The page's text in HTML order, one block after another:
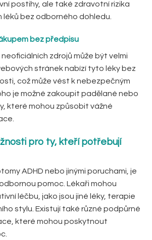
postihy, ale také zdravotní rizika
léků bez odborného dohledu.
bez předpisu
zdrojů může být velmi
stránek nabízí tyto léky bez
což může vést k nebezpečným
je možné zakoupit padělané nebo
které mohou způsobit vážné
pro ty, kteří potřebují
ADHD nebo jinými poruchami, je
pomoc. Lékaři mohou
léčbu, jako jsou jiné léky, terapie
stylu. Existují také různé podpůrné
které mohou poskytnout